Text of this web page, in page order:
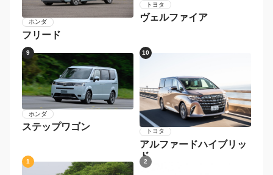
ホンダ
フリード
トヨタ
ヴェルファイア
9
ホンダ
ステップワゴン
10
トヨタ
アルファードハイブリッ
ド
1 2